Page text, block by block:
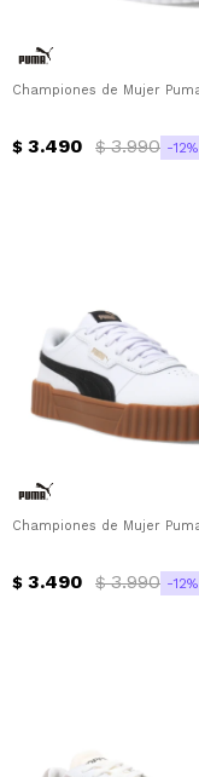
Championes de Mujer
$ 3.490 $ 3.990 12
Championes de Mujer
$ 3.490 $ 3.990 12